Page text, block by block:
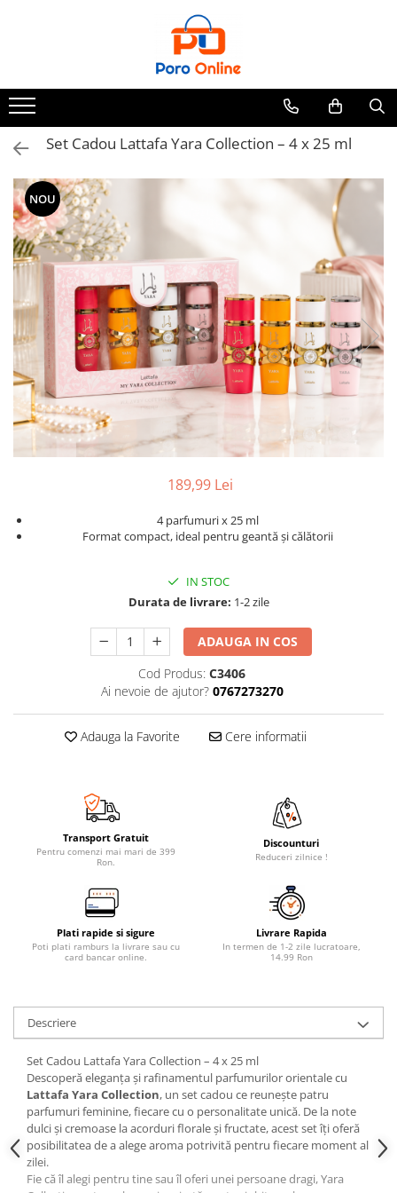
Clone
Parfum Barbati
Parfum Femei
Parfumuri Arabesti
Set Parfum
Set Cadou Lattafa Yara Collection – 4 x 25 ml
NOU
189,99 Lei
4 parfumuri x 25 ml
Format compact, ideal pentru geantă și călătorii
IN STOC
Durata de livrare: 1-2 zile
ADAUGA IN COS
Cod Produs: C3406
Ai nevoie de ajutor? 0767273270
Adauga la Favorite Cere informatii
Transport Gratuit
Pentru comenzi mai mari de 399
Ron.
Discounturi
Reduceri zilnice !
Plati rapide si sigure
Poti plati ramburs la livrare sau cu
card bancar online.
Livrare Rapida
In termen de 1-2 zile lucratoare,
14.99 Ron
Descriere
Set Cadou Lattafa Yara Collection – 4 x 25 ml
Descoperă eleganța și rafinamentul parfumurilor orientale cu
Lattafa Yara Collection, un set cadou ce reunește patru
parfumuri feminine, fiecare cu o personalitate unică. De la note
dulci și cremoase la acorduri florale și fructate, acest set îți oferă
posibilitatea de a alege aroma potrivită pentru fiecare moment al
zilei.
Fie că îl alegi pentru tine sau îl oferi unei persoane dragi, Yara